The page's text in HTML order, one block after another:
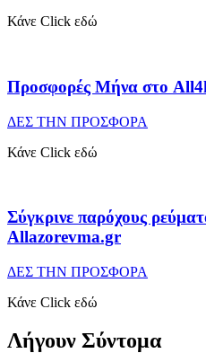
Κάνε Click εδώ
Προσφορές Μήνα στο
ΔΕΣ ΤΗΝ ΠΡΟΣΦΟΡΑ
Κάνε Click εδώ
Σύγκρινε παρόχους
Allazorevma.gr
ΔΕΣ ΤΗΝ ΠΡΟΣΦΟΡΑ
Κάνε Click εδώ
Λήγουν Σύντομα